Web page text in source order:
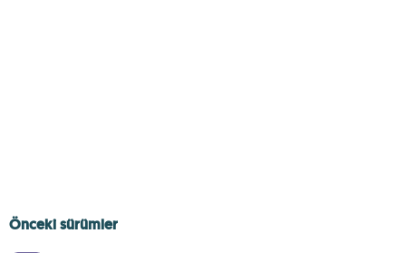
Önceki sürümler